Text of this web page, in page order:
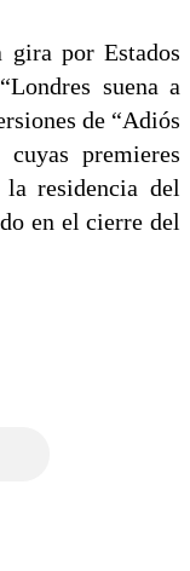
gira por Estados
suena a
de “Adiós
premieres
residencia del
en el cierre del